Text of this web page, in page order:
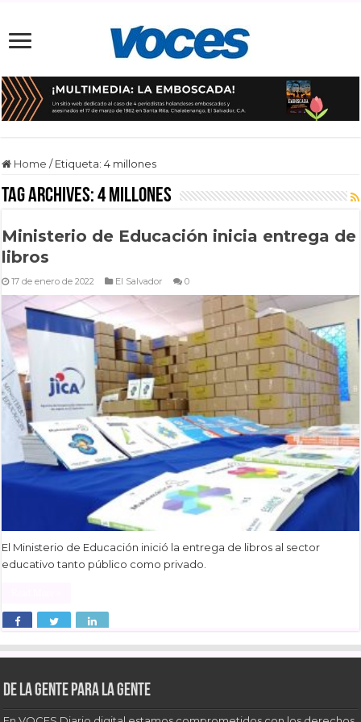
Home / Etiqueta:4 millones
Tag Archives:4 millones
Ministerio de Educación inicia entrega de
libros
17 de enero de 2022 El Salvador 0
El Ministerio de Educación inició la entrega de libros al sector
educativo tanto público como privado.
De la gente para la gente